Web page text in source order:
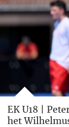
EK U18 |
het